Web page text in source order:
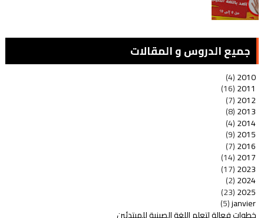
جميع الدروس و المقالات
2010
(4)
2011
(16)
2012
(7)
2013
(8)
2014
(4)
2015
(9)
2016
(7)
2017
(14)
2023
(17)
2024
(2)
2025
(23)
janvier
(5)